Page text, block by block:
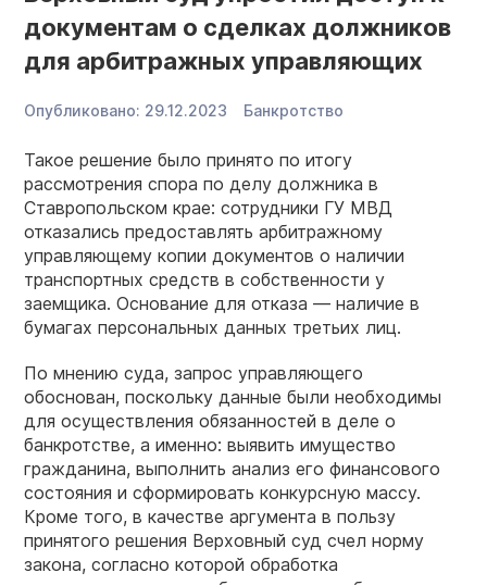
документам о сделках должников
для арбитражных управляющих
Опубликовано: 29.12.2023 Банкротство
Такое решение было принято по итогу
рассмотрения спора по делу должника в
Ставропольском крае: сотрудники ГУ МВД
отказались предоставлять арбитражному
управляющему копии документов о наличии
транспортных средств в собственности у
заемщика. Основание для отказа — наличие в
бумагах персональных данных третьих лиц.
По мнению суда, запрос управляющего
обоснован, поскольку данные были необходимы
для осуществления обязанностей в деле о
банкротстве, а именно: выявить имущество
гражданина, выполнить анализ его финансового
состояния и сформировать конкурсную массу.
Кроме того, в качестве аргумента в пользу
принятого решения Верховный суд счел норму
закона, согласно которой обработка